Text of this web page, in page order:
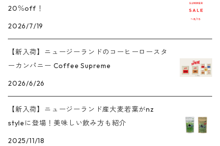
20％off！
2026/7/19
【新入荷】ニュージーランドのコーヒーロースタ
ーカンパニー Coffee Supreme
2026/6/26
【新入荷】ニュージーランド産大麦若葉がnz
styleに登場！美味しい飲み方も紹介
2025/11/18